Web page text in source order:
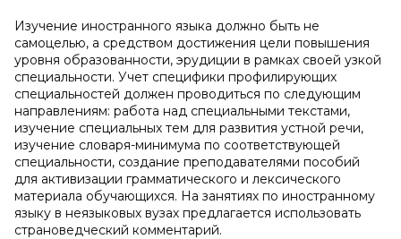
Изучение иностранного языка должно быть не
самоцелью, а средством достижения цели повышения
уровня образованности, эрудиции в рамках своей узкой
специальности. Учет специфики профилирующих
специальностей должен проводиться по следующим
направлениям: работа над специальными текстами,
изучение специальных тем для развития устной речи,
изучение словаря-минимума по соответствующей
специальности, создание преподавателями пособий
для активизации грамматического и лексического
материала обучающихся. На занятиях по иностранному
языку в неязыковых вузах предлагается использовать
страноведческий комментарий.